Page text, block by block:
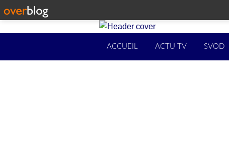
ACCUEIL ACTU TV SVOD